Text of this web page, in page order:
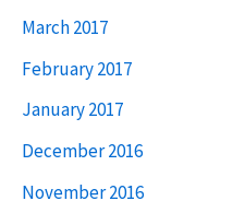
March 2017
February 2017
January 2017
December 2016
November 2016